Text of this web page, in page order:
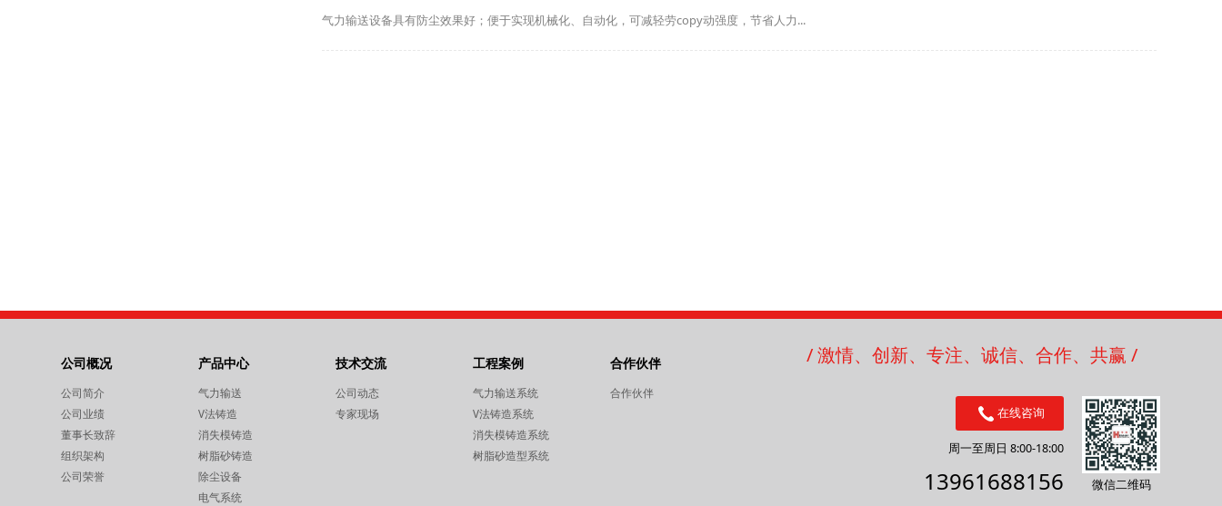
气力输送设备具有防尘效果好；便于实现机械化、自动化，可减轻劳copy动强度，节省人力...
公司概况
公司简介
公司业绩
董事长致辞
组织架构
公司荣誉
产品中心
气力输送
V法铸造
消失模铸造
树脂砂铸造
除尘设备
电气系统
技术交流
公司动态
专家现场
工程案例
气力输送系统
V法铸造系统
消失模铸造系统
树脂砂造型系统
合作伙伴
合作伙伴
/ 激情、创新、专注、诚信、合作、共赢 /
在线咨询
周一至周日 8:00-18:00
13961688156 微信二维码